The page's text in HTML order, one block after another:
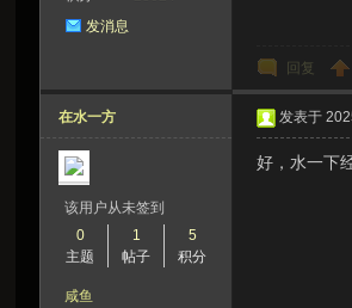
发消息
回复
在水一方
该用户从未签到
0
主题
1
帖子
5
积分
咸鱼
发表于
好，水一下